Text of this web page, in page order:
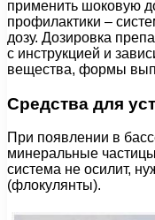
применить шоковую
профилактики –
дозу. Дозировка
с инструкцией и
вещества, формы
Средства для
При появлении в
минеральные
система не осилит,
(флокулянты).